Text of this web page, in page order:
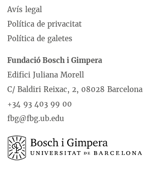
Avís legal
Política de privacitat
Política de galetes
Fundació Bosch i Gimpera
Edifici Juliana Morell
C/ Baldiri Reixac, 2, 08028 Barcelona
+34 93 403 99 00
fbg@fbg.ub.edu